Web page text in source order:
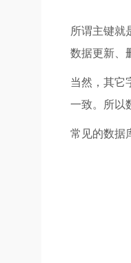
所谓主键就
数据更新、
当然，其它
一致。所以
常见的数据